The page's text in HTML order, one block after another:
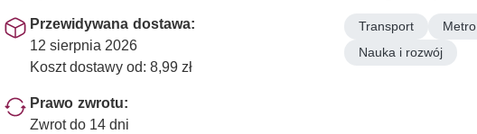
Przewidywana dostawa:
12 sierpnia 2026
Koszt dostawy od: 8,99 zł
Prawo zwrotu:
Zwrot do 14 dni
Transport Metro
Nauka i rozwój